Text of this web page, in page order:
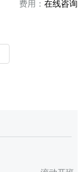
费用： 在线咨询